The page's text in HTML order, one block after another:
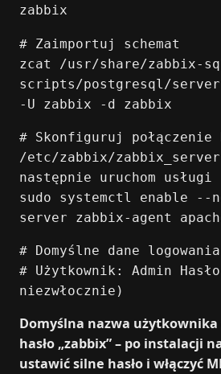
zabbix
# Zaimportuj schemat
zcat /usr/share/zabbix-
scripts/postgresql/
-U zabbix -d zabbix
# Skonfiguruj połączenie
/etc/zabbix/
następnie uruchom usługi
sudo systemctl enable --
server zabbix-agent
# Domyślne dane
# Użytkownik: Admin
niezwłocznie)
Domyślna nazwa użytkownika
hasło „zabbix” – po instalacji
ustawić silne hasło i włączyć